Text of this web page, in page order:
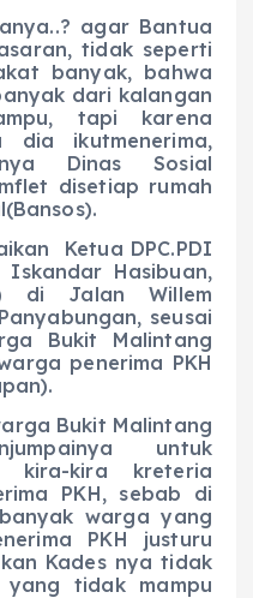
agar Bantua
tidak seperti
banyak, bahwa
dari kalangan
tapi karena
dia ikutmenerima,
Dinas Sosial
disetiap rumah
Ketua DPC.PDI
Iskandar Hasibuan,
di Jalan Willem
seusai
Bukit Malintang
penerima PKH
Bukit Malintang
untuk
kira-kira kreteria
PKH, sebab di
warga yang
PKH justuru
Kades nya tidak
tidak mampu